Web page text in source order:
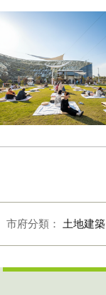
市府分類： 土地建築